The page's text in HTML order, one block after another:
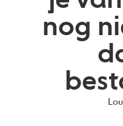
nog